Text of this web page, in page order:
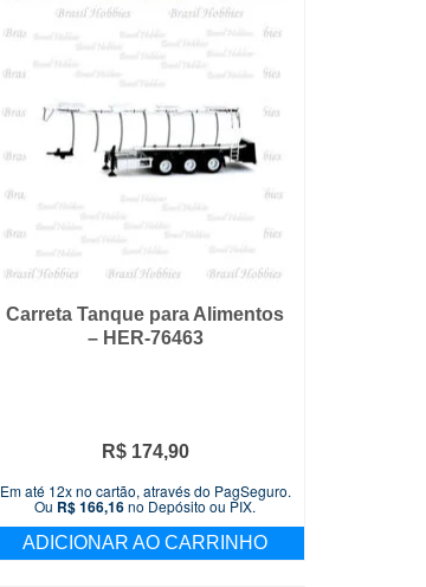
Carreta Tanque para Alimentos
– HER-76463
R$174,90
Em até 12x no cartão, através do PagSeguro.
Ou R$166,16no Depósito ou PIX.
ADICIONAR AO CARRINHO